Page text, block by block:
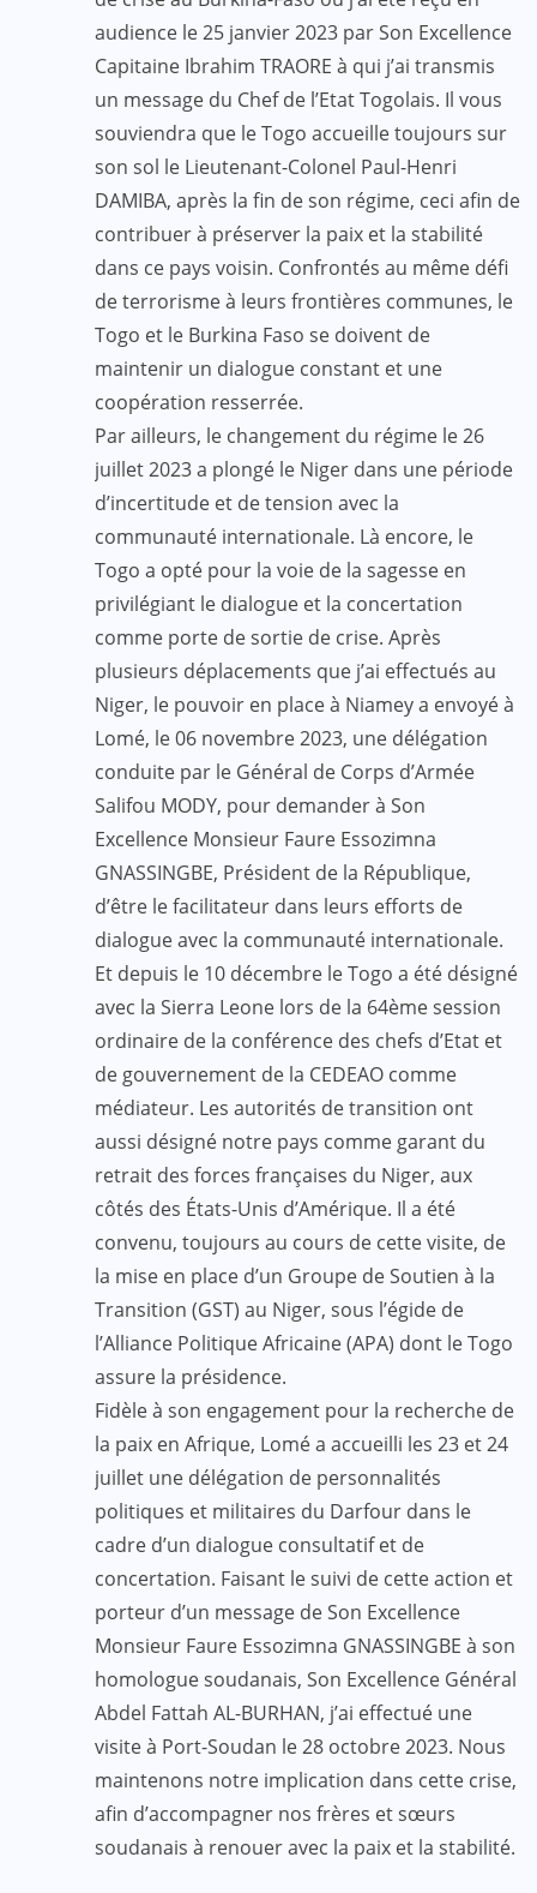
audience le 25 janvier 2023 par Son Excellence
Capitaine Ibrahim TRAORE à qui j’ai transmis
un message du Chef de l’Etat Togolais. Il vous
souviendra que le Togo accueille toujours sur
son sol le Lieutenant-Colonel Paul-Henri
DAMIBA, après la fin de son régime, ceci afin de
contribuer à préserver la paix et la stabilité
dans ce pays voisin. Confrontés au même défi
de terrorisme à leurs frontières communes, le
Togo et le Burkina Faso se doivent de
maintenir un dialogue constant et une
coopération resserrée.
Par ailleurs, le changement du régime le 26
juillet 2023 a plongé le Niger dans une période
d’incertitude et de tension avec la
communauté internationale. Là encore, le
Togo a opté pour la voie de la sagesse en
privilégiant le dialogue et la concertation
comme porte de sortie de crise. Après
plusieurs déplacements que j’ai effectués au
Niger, le pouvoir en place à Niamey a envoyé à
Lomé, le 06 novembre 2023, une délégation
conduite par le Général de Corps d’Armée
Salifou MODY, pour demander à Son
Excellence Monsieur Faure Essozimna
GNASSINGBE, Président de la République,
d’être le facilitateur dans leurs efforts de
dialogue avec la communauté internationale.
Et depuis le 10 décembre le Togo a été désigné
avec la Sierra Leone lors de la 64ème session
ordinaire de la conférence des chefs d’Etat et
de gouvernement de la CEDEAO comme
médiateur. Les autorités de transition ont
aussi désigné notre pays comme garant du
retrait des forces françaises du Niger, aux
côtés des États-Unis d’Amérique. Il a été
convenu, toujours au cours de cette visite, de
la mise en place d’un Groupe de Soutien à la
Transition (GST) au Niger, sous l’égide de
l’Alliance Politique Africaine (APA) dont le Togo
assure la présidence.
Fidèle à son engagement pour la recherche de
la paix en Afrique, Lomé a accueilli les 23 et 24
juillet une délégation de personnalités
politiques et militaires du Darfour dans le
cadre d’un dialogue consultatif et de
concertation. Faisant le suivi de cette action et
porteur d’un message de Son Excellence
Monsieur Faure Essozimna GNASSINGBE à son
homologue soudanais, Son Excellence Général
Abdel Fattah AL-BURHAN, j’ai effectué une
visite à Port-Soudan le 28 octobre 2023. Nous
maintenons notre implication dans cette crise,
afin d’accompagner nos frères et sœurs
soudanais à renouer avec la paix et la stabilité.